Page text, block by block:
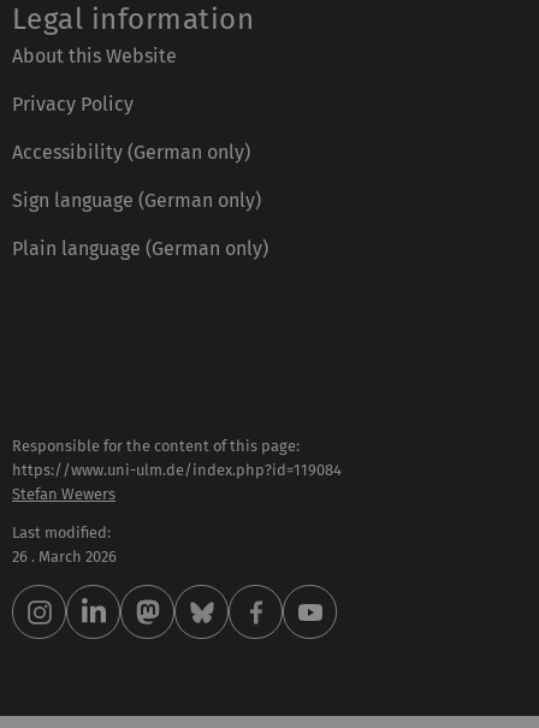
Legal information
About this Website
Privacy Policy
Accessibility (German only)
Sign language (German only)
Plain language (German only)
Responsible for the content of this page:
https://www.uni-ulm.de/index.php?id=119084
Stefan Wewers
Last modified:
26 . March 2026